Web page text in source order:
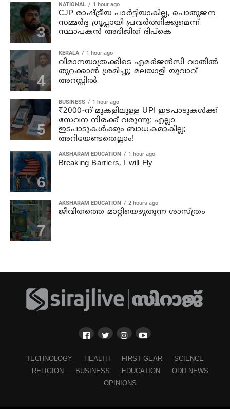
NATIONAL 1 hour ago
CJP രാഷ്ട്രീയ പാര്‍ട്ടിയാകില്ല, പൊതുജന
സമ്മർദ്ദ ഗ്രൂപ്പായി പ്രവർത്തിക്കുമെന്ന്
സ്ഥാപകൻ അഭിജിത് ദിപ്കെ
KERALA 1 hour ago
വിമാനയാത്രക്കിടെ എമര്‍ജന്‍സി വാതില്‍
തുറക്കാന്‍ ശ്രമിച്ചു; മലയാളി യുവാവ്
അറസ്റ്റില്‍
BUSINESS 1 hour ago
₹2000-ന് മുകളിലുള്ള UPI ഇടപാടുകൾക്ക്
സേവന നിരക്ക് വരുന്നു; എല്ലാ
ഇടപാടുകൾക്കും ബാധകമാകില്ല;
അറിയേണ്ടതെല്ലാം!
AKSHARAM EDUCATION 1 hour ago
Breaking Barriers, I will Fly
AKSHARAM EDUCATION 2 hours ago
ജീവിതത്തെ മാറ്റിയെഴുതുന്ന ശാസ്ത്രം
TECHNOLOGY HEALTH FIRST GEAR
SCIENCE
RELIGION
BUSINESS EDUCATION
ODD NEWS
OPINIONS